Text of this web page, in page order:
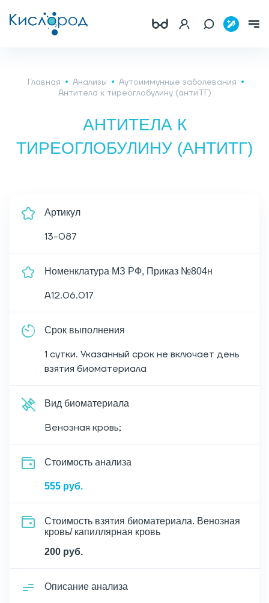
Главная Анализы
Аутоиммунные заболевания
Антитела к тиреоглобулину (антиТГ)
АНТИТЕЛА К
ТИРЕОГЛОБУЛИНУ (АНТИТГ)
Артикул
13-087
Номенклатура МЗ РФ, Приказ №804н
A12.06.017
Срок выполнения
1 сутки. Указанный срок не включает день
взятия биоматериала
Вид биоматериала
Венозная кровь;
Cтоимость анализа
555 руб.
Стоимость взятия биоматериала. Венозная
кровь/ капиллярная кровь
200 руб.
Описание анализа